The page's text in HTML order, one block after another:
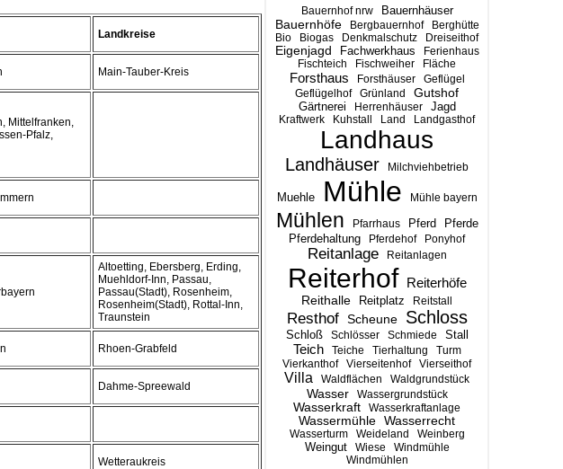
Bauernhof nrw Bauernhäuser
Bauernhöfe Bergbauernhof
Berghütte
Bio
Biogas Denkmalschutz Dreiseithof
Eigenjagd Fachwerkhaus
Ferienhaus
Fischteich
Fischweiher Fläche
Forsthaus Forsthäuser
Geflügel
Geflügelhof
Grünland
Gutshof
Gärtnerei
Herrenhäuser Jagd
Kraftwerk Kuhstall Land Landgasthof
Landhaus
Landhäuser Milchviehbetrieb
Muehle Mühle Mühle bayern
Mühlen Pfarrhaus Pferd Pferde
Pferdehaltung Pferdehof Ponyhof
Reitanlage Reitanlagen
Reiterhof Reiterhöfe
Reithalle Reitplatz Reitstall
Resthof Scheune Schloss
Schloß Schlösser Schmiede Stall
Teich Teiche Tierhaltung
Turm
Vierkanthof
Vierseitenhof Vierseithof
Villa Waldflächen Waldgrundstück
Wasser Wassergrundstück
Wasserkraft Wasserkraftanlage
Wassermühle Wasserrecht
Wasserturm Weideland Weinberg
Weingut Wiese
Windmühle
Windmühlen
Landkreise
Main-Tauber-Kreis
Mittelfranken,
Pfalz,
Altoetting, Ebersberg, Erding,
Muehldorf-Inn, Passau,
Passau(Stadt), Rosenheim,
Rosenheim(Stadt), Rottal-Inn,
Traunstein
Rhoen-Grabfeld
Dahme-Spreewald
Wetteraukreis